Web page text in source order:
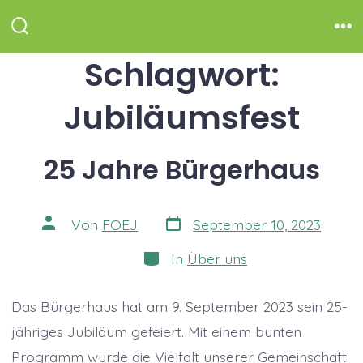
Inhalt
ein-/ausblendenSchlagwort:
Jubiläumsfest
25 Jahre Bürgerhaus
Beitragsautor
Von FOEJ Veröffentlichungsdatum
September 10, 2023
Kategorien
In Über uns
Das Bürgerhaus hat am 9. September 2023 sein 25-
jähriges Jubiläum gefeiert. Mit einem bunten
Programm wurde die Vielfalt unserer Gemeinschaft